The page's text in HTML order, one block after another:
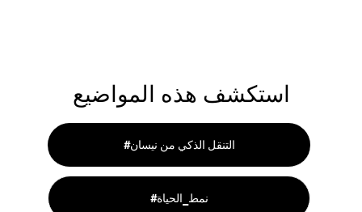
استكشف هذه المواضيع
#التنقل الذكي من نيسان
#نمط_الحياة